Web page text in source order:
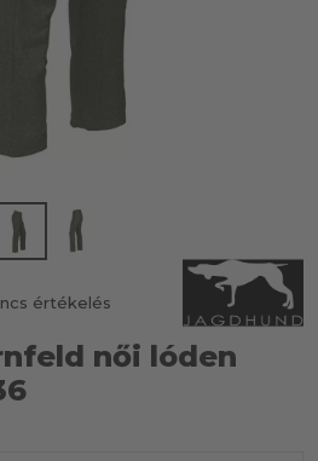
értékelés
női lóden